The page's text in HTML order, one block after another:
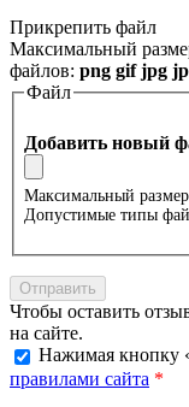
Прикрепить файл
Максимальный
файлов: png gif jpg
Файл
Добавить новый
Максимальный
Допустимые типы
Чтобы оставить
на сайте.
Нажимая кнопку
правилами сайта *